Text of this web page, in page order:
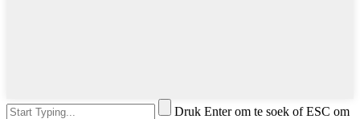
Druk Enter om te soek of ESC om